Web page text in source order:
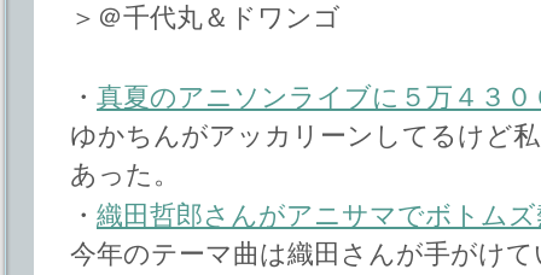
＞＠千代丸＆ドワンゴ
・ 真夏のアニソンライブに５万４３０
ゆかちんがアッカリーンしてるけど
あった。
・ 織田哲郎さんがアニサマでボトムズ
今年のテーマ曲は織田さんが手がけ